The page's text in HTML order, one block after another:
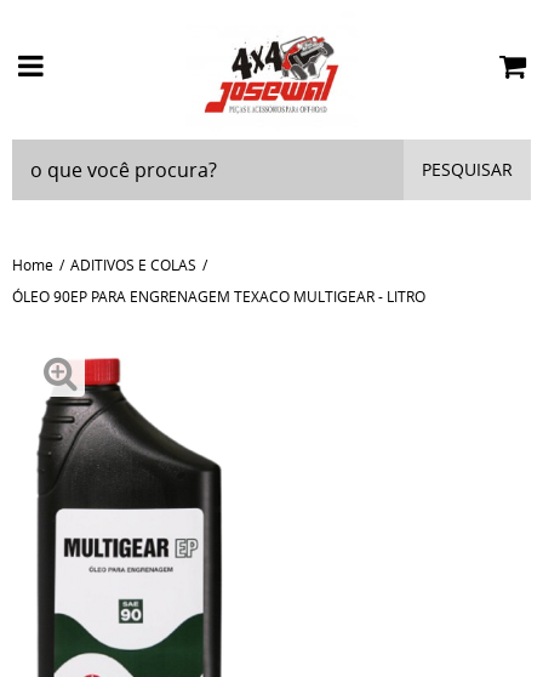
PESQUISAR
Home
ADITIVOS E COLAS
ÓLEO 90EP PARA ENGRENAGEM TEXACO MULTIGEAR - LITRO